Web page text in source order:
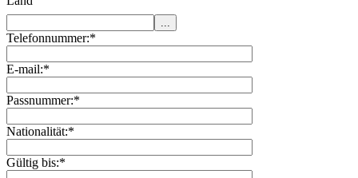
Telefonnummer:*
E-mail:*
Passnummer:*
Nationalität:*
Gültig bis:*